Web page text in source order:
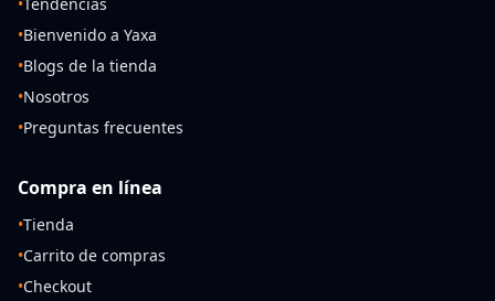
•Bienvenido a Yaxa
•Blogs de la tienda
•Nosotros
•Preguntas frecuentes
Compra en línea
•Tienda
•Carrito de compras
•Checkout